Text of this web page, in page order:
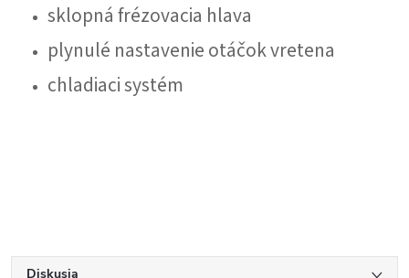
sklopná frézovacia hlava
plynulé nastavenie otáčok vretena
chladiaci systém
Diskusia